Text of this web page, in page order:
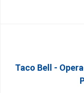
Taco Bell -